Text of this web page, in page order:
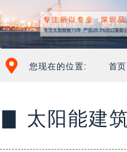
您现在的位置: 首页
▊ 太阳能建